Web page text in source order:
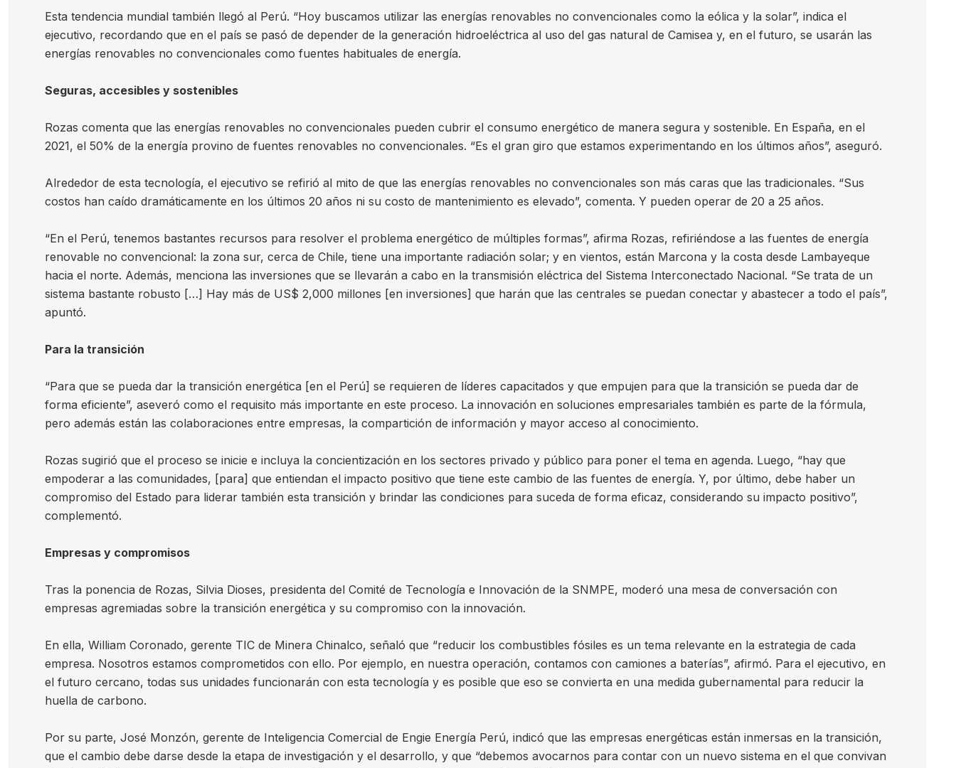
Esta tendencia mundial también llegó al Perú. “Hoy buscamos utilizar las energías renovables no convencionales como la eólica y la solar”, indica el
ejecutivo, recordando que en el país se pasó de depender de la generación hidroeléctrica al uso del gas natural de Camisea y, en el futuro, se usarán las
energías renovables no convencionales como fuentes habituales de energía.
Seguras, accesibles y sostenibles
Rozas comenta que las energías renovables no convencionales pueden cubrir el consumo energético de manera segura y sostenible. En España, en el
2021, el 50% de la energía provino de fuentes renovables no convencionales. “Es el gran giro que estamos experimentando en los últimos años”, aseguró.
Alrededor de esta tecnología, el ejecutivo se refirió al mito de que las energías renovables no convencionales son más caras que las tradicionales. “Sus
costos han caído dramáticamente en los últimos 20 años ni su costo de mantenimiento es elevado”, comenta. Y pueden operar de 20 a 25 años.
“En el Perú, tenemos bastantes recursos para resolver el problema energético de múltiples formas”, afirma Rozas, refiriéndose a las fuentes de energía
renovable no convencional: la zona sur, cerca de Chile, tiene una importante radiación solar; y en vientos, están Marcona y la costa desde Lambayeque
hacia el norte. Además, menciona las inversiones que se llevarán a cabo en la transmisión eléctrica del Sistema Interconectado Nacional. “Se trata de un
sistema bastante robusto […] Hay más de US$ 2,000 millones [en inversiones] que harán que las centrales se puedan conectar y abastecer a todo el país”,
apuntó.
Para la transición
“Para que se pueda dar la transición energética [en el Perú] se requieren de líderes capacitados y que empujen para que la transición se pueda dar de
forma eficiente”, aseveró como el requisito más importante en este proceso. La innovación en soluciones empresariales también es parte de la fórmula,
pero además están las colaboraciones entre empresas, la compartición de información y mayor acceso al conocimiento.
Rozas sugirió que el proceso se inicie e incluya la concientización en los sectores privado y público para poner el tema en agenda. Luego, “hay que
empoderar a las comunidades, [para] que entiendan el impacto positivo que tiene este cambio de las fuentes de energía. Y, por último, debe haber un
compromiso del Estado para liderar también esta transición y brindar las condiciones para suceda de forma eficaz, considerando su impacto positivo”,
complementó.
Empresas y compromisos
Tras la ponencia de Rozas, Silvia Dioses, presidenta del Comité de Tecnología e Innovación de la SNMPE, moderó una mesa de conversación con
empresas agremiadas sobre la transición energética y su compromiso con la innovación.
En ella, William Coronado, gerente TIC de Minera Chinalco, señaló que “reducir los combustibles fósiles es un tema relevante en la estrategia de cada
empresa. Nosotros estamos comprometidos con ello. Por ejemplo, en nuestra operación, contamos con camiones a baterías”, afirmó. Para el ejecutivo, en
el futuro cercano, todas sus unidades funcionarán con esta tecnología y es posible que eso se convierta en una medida gubernamental para reducir la
huella de carbono.
Por su parte, José Monzón, gerente de Inteligencia Comercial de Engie Energía Perú, indicó que las empresas energéticas están inmersas en la transición,
que el cambio debe darse desde la etapa de investigación y el desarrollo, y que “debemos avocarnos para contar con un nuevo sistema en el que convivan